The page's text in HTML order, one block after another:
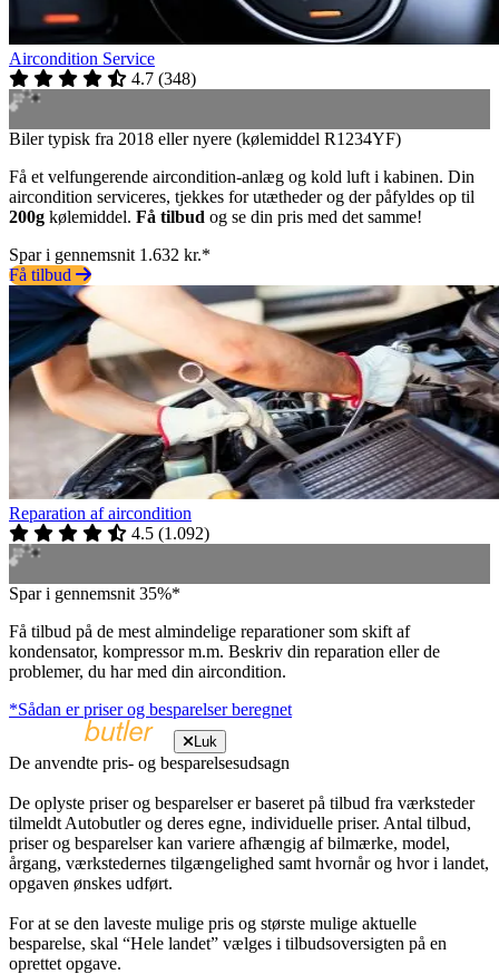
Aircondition Service
4.7 (348)
Biler typisk fra 2018 eller nyere (kølemiddel R1234YF)
Få et velfungerende aircondition-anlæg og kold luft i kabinen. Din
aircondition serviceres, tjekkes for utætheder og der påfyldes op til
200g kølemiddel. Få tilbud og se din pris med det samme!
Spar i gennemsnit 1.632 kr.*
Få tilbud
Reparation af aircondition
4.5 (1.092)
Spar i gennemsnit 35%*
Få tilbud på de mest almindelige reparationer som skift af
kondensator, kompressor m.m. Beskriv din reparation eller de
problemer, du har med din aircondition.
*Sådan er priser og besparelser beregnet
Luk
De anvendte pris- og besparelsesudsagn
De oplyste priser og besparelser er baseret på tilbud fra værksteder
tilmeldt Autobutler og deres egne, individuelle priser. Antal tilbud,
priser og besparelser kan variere afhængig af bilmærke, model,
årgang, værkstedernes tilgængelighed samt hvornår og hvor i landet,
opgaven ønskes udført.
For at se den laveste mulige pris og største mulige aktuelle
besparelse, skal “Hele landet” vælges i tilbudsoversigten på en
oprettet opgave.